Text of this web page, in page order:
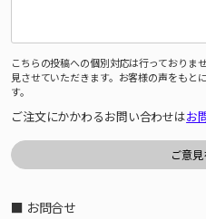
こちらの投稿への個別対応は行っておりま
見させていただきます。お客様の声をもと
す。
ご注文にかかわるお問い合わせはお
■ お問合せ